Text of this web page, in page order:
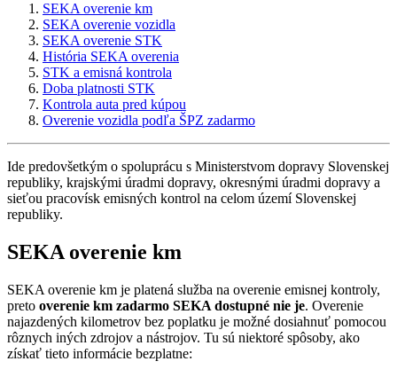
SEKA overenie km
SEKA overenie vozidla
SEKA overenie STK
História SEKA overenia
STK a emisná kontrola
Doba platnosti STK
Kontrola auta pred kúpou
Overenie vozidla podľa ŠPZ zadarmo
Ide predovšetkým o spoluprácu s Ministerstvom dopravy Slovenskej
republiky, krajskými úradmi dopravy, okresnými úradmi dopravy a
sieťou pracovísk emisných kontrol na celom území Slovenskej
republiky.
SEKA overenie km
SEKA overenie km je platená služba na overenie emisnej kontroly,
preto overenie km zadarmo SEKA dostupné nie je. Overenie
najazdených kilometrov bez poplatku je možné dosiahnuť pomocou
rôznych iných zdrojov a nástrojov. Tu sú niektoré spôsoby, ako
získať tieto informácie bezplatne: